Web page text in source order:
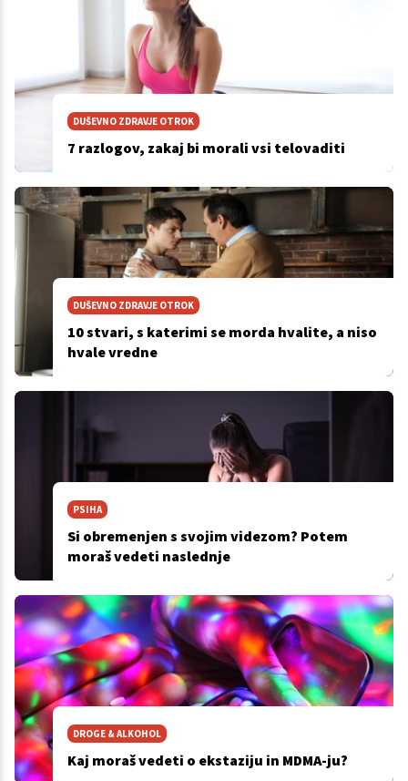
DUŠEVNO ZDRAVJE OTROK
7 razlogov, zakaj bi morali vsi telovaditi
DUŠEVNO ZDRAVJE OTROK
10 stvari, s katerimi se morda hvalite, a niso
hvale vredne
PSIHA
Si obremenjen s svojim videzom? Potem
moraš vedeti naslednje
DROGE & ALKOHOL
Kaj moraš vedeti o ekstaziju in MDMA-ju?